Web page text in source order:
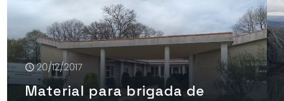
20/12/2017
Material para brigada de